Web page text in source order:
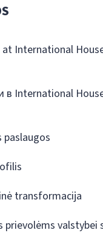
International
в International
transformacija
prievolėms valstybei